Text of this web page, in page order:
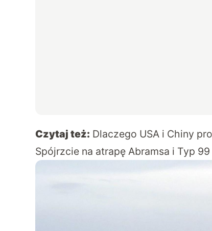
Czytaj też: Dlaczego USA i Chiny
Spójrzcie na atrapę Abramsa i Typ 99